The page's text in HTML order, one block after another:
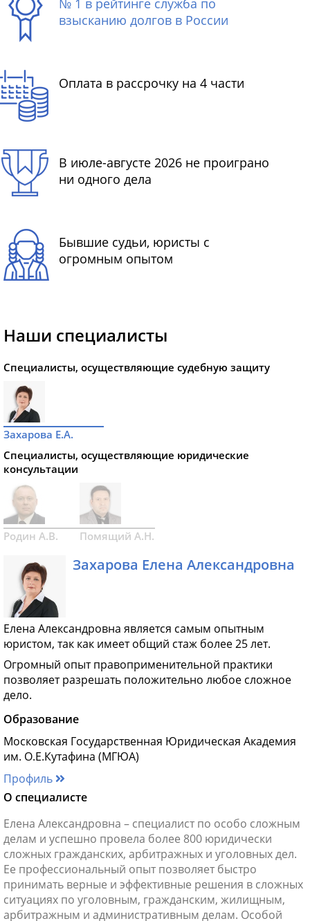
№ 1 в рейтинге служба по
взысканию долгов в России
Оплата в рассрочку на 4 части
В июле-августе 2026 не проиграно
ни одного дела
Бывшие судьи, юристы с
огромным опытом
Наши специалисты
Специалисты, осуществляющие судебную защиту
Захарова Е.А.
Специалисты, осуществляющие юридические
консультации
Родин А.В. Помящий А.Н.
Захарова Елена Александровна
Елена Александровна является самым опытным
юристом, так как имеет общий стаж более 25 лет.
Огромный опыт правоприменительной практики
позволяет разрешать положительно любое сложное
дело.
Образование
Московская Государственная Юридическая Академия
им. О.Е.Кутафина (МГЮА)
Профиль
О специалисте
Елена Александровна – специалист по особо сложным
делам и успешно провела более 800 юридически
сложных гражданских, арбитражных и уголовных дел.
Ее профессиональный опыт позволяет быстро
принимать верные и эффективные решения в сложных
ситуациях по уголовным, гражданским, жилищным,
арбитражным и административным делам. Особой